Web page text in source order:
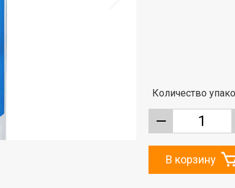
Количество
В корзину